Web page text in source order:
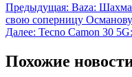
Предыдущая: Baza:
свою соперницу Османову
Далее: Tecno Camon 30
Похожие